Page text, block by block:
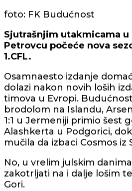
foto: FK Budućnost
Sjutrašnjim utakmicama
Petrovcu počeće nova
1.CFL.
Osamnaesto izdanje
dolazi nakon novih loših
timova u Evropi.
brodolom na Islandu,
1:1 u Jermeniji primio šest
Alashkerta u Podgorici,
mučila da izbaci Cosmos iz
No, u vrelim julskim
zakotrljati na i dalje lošim
Gori.